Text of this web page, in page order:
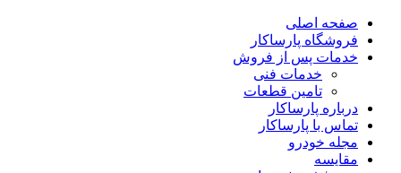
صفحه اصلی
فروشگاه پارساکار
خدمات پس از فروش
خدمات فنی
تامین قطعات
درباره پارساکار
تماس با پارساکار
مجله خودرو
مقایسه